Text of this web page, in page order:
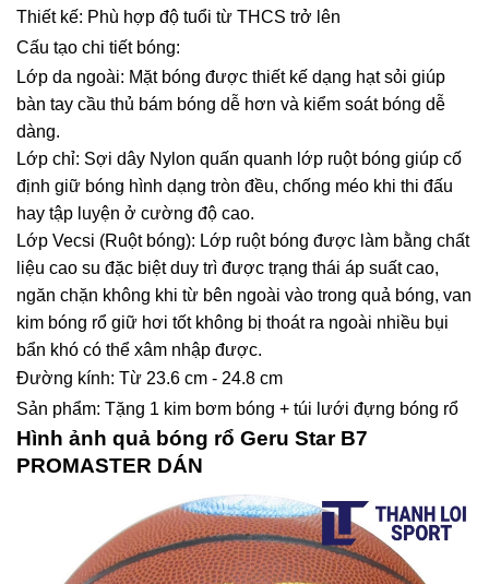
Thiết kế: Phù hợp độ tuổi từ THCS trở lên
Cấu tạo chi tiết bóng:
Lớp da ngoài: Mặt bóng được thiết kế dạng hạt sỏi giúp
bàn tay cầu thủ bám bóng dễ hơn và kiểm soát bóng dễ
dàng.
Lớp chỉ: Sợi dây Nylon quấn quanh lớp ruột bóng giúp cố
định giữ bóng hình dạng tròn đều, chống méo khi thi đấu
hay tập luyện ở cường độ cao.
Lớp Vecsi (Ruột bóng): Lớp ruột bóng được làm bằng chất
liệu cao su đặc biệt duy trì được trạng thái áp suất cao,
ngăn chặn không khi từ bên ngoài vào trong quả bóng, van
kim bóng rổ giữ hơi tốt không bị thoát ra ngoài nhiều bụi
bẩn khó có thể xâm nhập được.
Đường kính: Từ 23.6 cm - 24.8 cm
Sản phẩm: Tặng 1 kim bơm bóng + túi lưới đựng bóng rổ
Hình ảnh quả bóng rổ Geru Star B7
PROMASTER DÁN